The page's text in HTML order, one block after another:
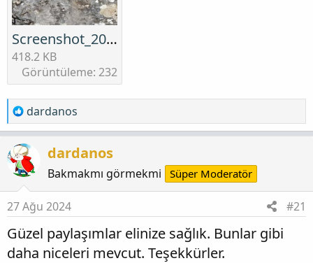
Screenshot_20240824_181004_Instagram.jpg
418.2 KB
Görüntüleme: 232
T
e
p
k
i
l
e
r
:
dardanos
dardanos
Bakmakmı görmekmi Süper Moderatör
27 Ağu 2024 #21
Güzel paylaşımlar elinize sağlık. Bunlar gibi
daha niceleri mevcut. Teşekkürler.